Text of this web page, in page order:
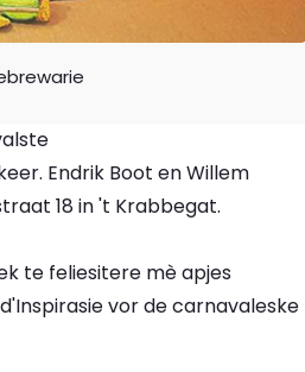
Endrik Boot en Willem
18 in 't Krabbegat.
te feliesitere mè apjes
vor de carnavaleske